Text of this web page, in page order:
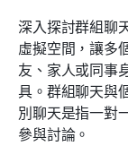
深入探討群組聊
虛擬空間，讓多
友、家人或同事
具。群組聊天與
別聊天是指一對
參與討論。
充分利用